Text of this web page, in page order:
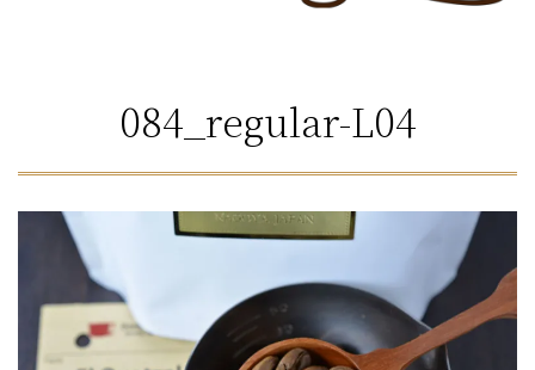
084_regular-L04